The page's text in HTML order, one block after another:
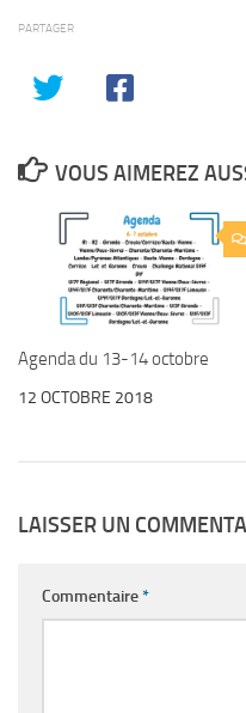
PARTAGER
VOUS AIMEREZ
Agenda du 13-14 octobre
12 OCTOBRE 2018
LAISSER UN
Commentaire*